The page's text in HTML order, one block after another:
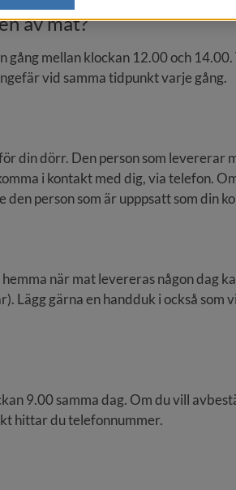
av mat?
gång mellan klockan 12.00 och
vid samma tidpunkt varje gång.
din dörr. Den person som levererar
i kontakt med dig, via telefon.
person som är upppsatt som din
när mat levereras någon dag
Lägg gärna en handduk i också som
9.00 samma dag. Om du vill
hittar du telefonnummer.